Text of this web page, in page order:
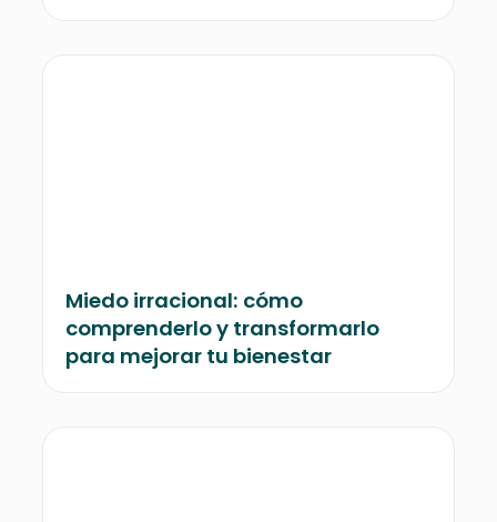
Miedo irracional: cómo
comprenderlo y transformarlo
para mejorar tu bienestar